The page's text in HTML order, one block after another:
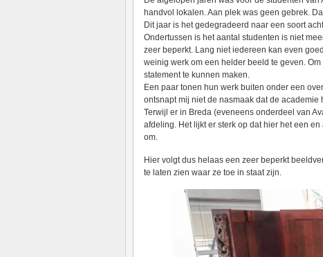
handvol lokalen. Aan plek was geen gebrek.
Dit jaar is het gedegradeerd naar een soort
Ondertussen is het aantal studenten is niet
zeer beperkt. Lang niet iedereen kan even
weinig werk om een helder beeld te geven.
statement te kunnen maken.
Een paar tonen hun werk buiten onder een
ontsnapt mij niet de nasmaak dat de
Terwijl er in Breda (eveneens onderdeel van
afdeling. Het lijkt er sterk op dat hier het een
om.
Hier volgt dus helaas een zeer beperkt
te laten zien waar ze toe in staat zijn.